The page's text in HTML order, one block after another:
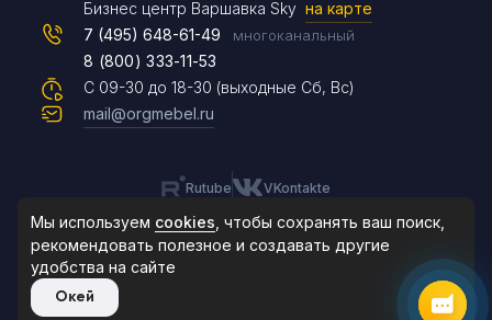
Бизнес центр Варшавка Sky на карте
С 09-30 до 18-30 (выходные Сб, Вс)
7 (495) 648-61-49 многоканальный
8 (800) 333-11-53
mail@orgmebel.ru
Rutube VKontakte
Продажа офисной мебели.
Все права защищены.
Чат на сайте
8 (495) 183-47-87
По будням с 09:30 до 18:30
Мы используем cookies , чтобы сохранять ваш поиск,
рекомендовать полезное и создавать другие
удобства на сайте
Окей